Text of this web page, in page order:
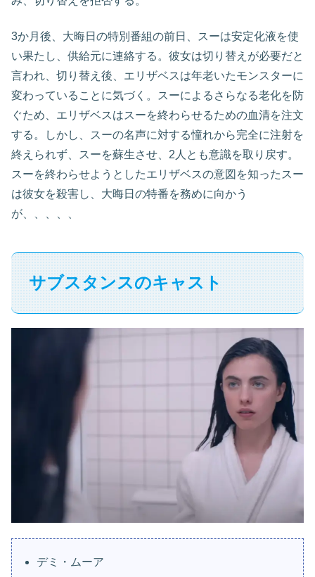
3か月後、大晦日の特別番組の前日、スーは安定化液を使
い果たし、供給元に連絡する。彼女は切り替えが必要だと
言われ、切り替え後、エリザベスは年老いたモンスターに
変わっていることに気づく。スーによるさらなる老化を防
ぐため、エリザベスはスーを終わらせるための血清を注文
する。しかし、スーの名声に対する憧れから完全に注射を
終えられず、スーを蘇生させ、2人とも意識を取り戻す。
スーを終わらせようとしたエリザベスの意図を知ったスー
は彼女を殺害し、大晦日の特番を務めに向かう
が、、、、、
サブスタンスのキャスト
デミ・ムーア